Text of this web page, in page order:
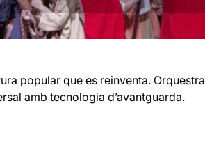
popular que es reinventa. Orquestra
amb tecnologia d’avantguarda.